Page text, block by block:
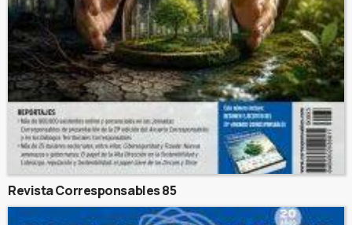
Revista Corresponsables 85